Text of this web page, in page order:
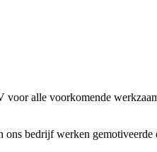
voor alle voorkomende
bedrijf werken gemotiveerde